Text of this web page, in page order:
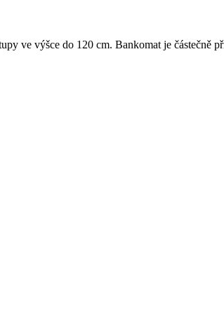
ve výšce do 120 cm. Bankomat je